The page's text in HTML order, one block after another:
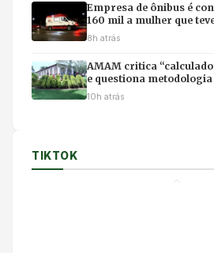
Empresa de ônibus é
160 mil a mulher que
acidente
8h atrás
AMAM critica
e questiona
magistratura
10h atrás
TIKTOK